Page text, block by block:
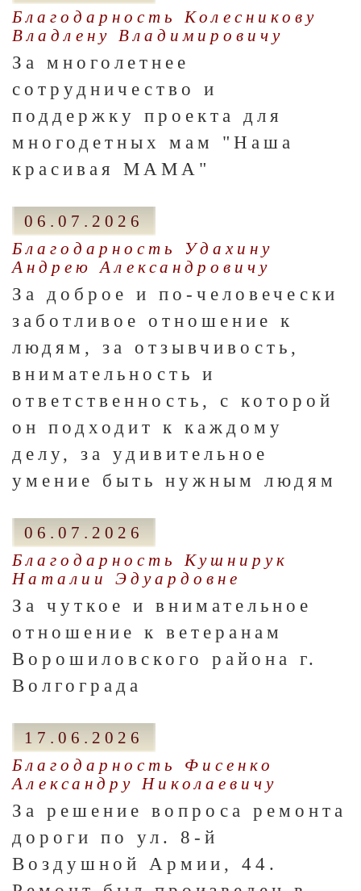
Благодарность Колесникову
Владлену Владимировичу
За многолетнее
сотрудничество и
поддержку проекта для
многодетных мам "Наша
красивая МАМА"
06.07.2026
Благодарность Удахину
Андрею Александровичу
За доброе и по-человечески
заботливое отношение к
людям, за отзывчивость,
внимательность и
ответственность, с которой
он подходит к каждому
делу, за удивительное
умение быть нужным людям
06.07.2026
Благодарность Кушнирук
Наталии Эдуардовне
За чуткое и внимательное
отношение к ветеранам
Ворошиловского района г.
Волгограда
17.06.2026
Благодарность Фисенко
Александру Николаевичу
За решение вопроса ремонта
дороги по ул. 8-й
Воздушной Армии, 44.